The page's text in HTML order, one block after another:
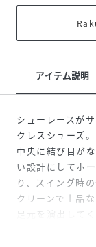
アイテム説明
シューレースが
クレスシューズ。
中央に結び目が
い設計にしてホ
り、スイング時
クリーンで上品
足元を演出して